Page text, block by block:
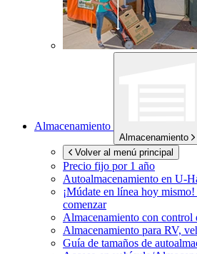
Almacenamiento
Almacenamiento
Volver al menú principal
Precio fijo por 1 año
Autoalmacenamiento en U-
¡Múdate en línea hoy mismo!
comenzar
Almacenamiento con control
Almacenamiento para RV,
Guía de tamaños de